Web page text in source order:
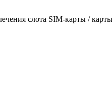
слота SIM-карты /